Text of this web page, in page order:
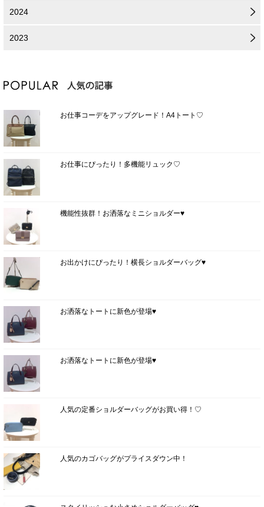
2024
2023
お仕事コーデをアップグレード！A4トート♡
お仕事にぴったり！多機能リュック♡
機能性抜群！お洒落なミニショルダー♥
お出かけにぴったり！横長ショルダーバッグ♥
お洒落なトートに新色が登場♥
お洒落なトートに新色が登場♥
人気の定番ショルダーバッグがお買い得！♡
人気のカゴバッグがプライスダウン中！